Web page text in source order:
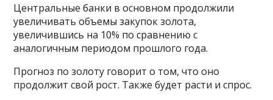
Центральные банки в основном продолжили
увеличивать объемы закупок золота,
увеличившись на 10% по сравнению с
аналогичным периодом прошлого года.
Прогноз по золоту говорит о том, что оно
продолжит свой рост. Также будет расти и спрос.